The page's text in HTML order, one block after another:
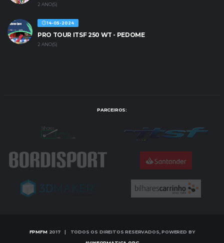
2 ANO(S)
14-05-2024
PRO TOUR ITSF 250 WT - PEDOME
2 ANO(S)
PARCEIROS:
FPMFM2017 | TODOS OS DIREITOS RESERVADOS, POWERED BY